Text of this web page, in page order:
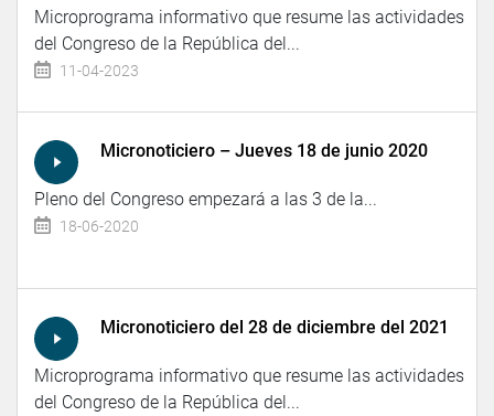
Microprograma informativo que resume las actividades
del Congreso de la República del...
11-04-2023
Micronoticiero – Jueves 18 de junio 2020
Pleno del Congreso empezará a las 3 de la...
18-06-2020
Micronoticiero del 28 de diciembre del 2021
Microprograma informativo que resume las actividades
del Congreso de la República del...